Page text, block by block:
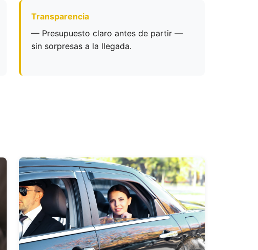
Transparencia
— Presupuesto claro antes de partir —
sin sorpresas a la llegada.